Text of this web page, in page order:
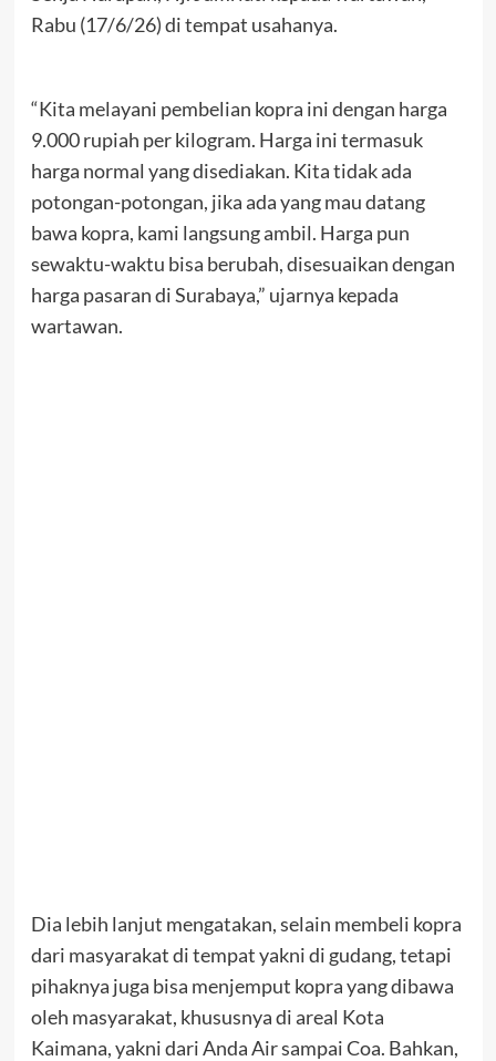
Rabu (17/6/26) di tempat usahanya.
“Kita melayani pembelian kopra ini dengan harga
9.000 rupiah per kilogram. Harga ini termasuk
harga normal yang disediakan. Kita tidak ada
potongan-potongan, jika ada yang mau datang
bawa kopra, kami langsung ambil. Harga pun
sewaktu-waktu bisa berubah, disesuaikan dengan
harga pasaran di Surabaya,” ujarnya kepada
wartawan.
Dia lebih lanjut mengatakan, selain membeli kopra
dari masyarakat di tempat yakni di gudang, tetapi
pihaknya juga bisa menjemput kopra yang dibawa
oleh masyarakat, khususnya di areal Kota
Kaimana, yakni dari Anda Air sampai Coa. Bahkan,